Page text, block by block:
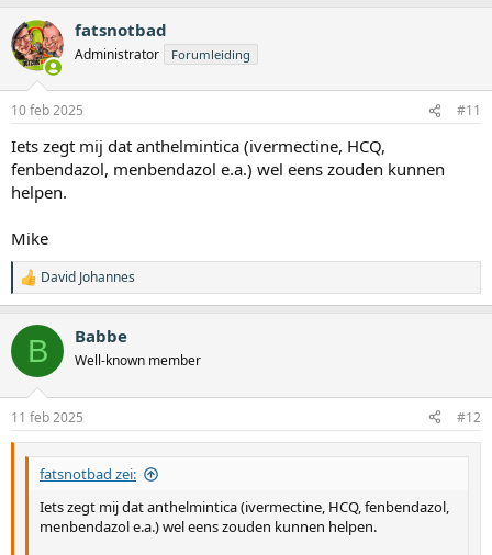
fatsnotbad
Administrator Forumleiding
10 feb 2025 #11
Iets zegt mij dat anthelmintica (ivermectine, HCQ,
fenbendazol, menbendazol e.a.) wel eens zouden kunnen
helpen.
Mike
W
a
r
e
n
g
e
David Johannes
B Babbe
Well-known member
11 feb 2025 #12
fatsnotbad zei:
Iets zegt mij dat anthelmintica (ivermectine, HCQ, fenbendazol,
menbendazol e.a.) wel eens zouden kunnen helpen.